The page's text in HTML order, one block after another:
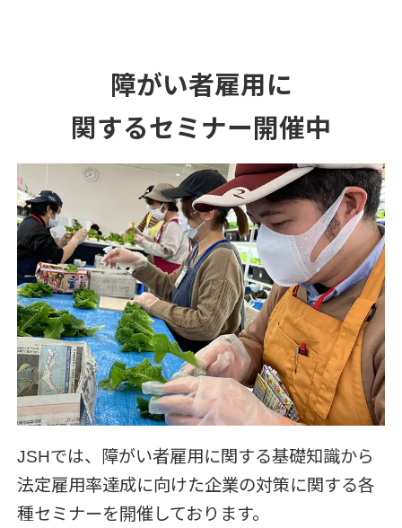
障がい者雇用に
関するセミナー開催中
JSHでは、障がい者雇用に関する基礎知識から
法定雇用率達成に向けた企業の対策に関する各
種セミナーを開催しております。